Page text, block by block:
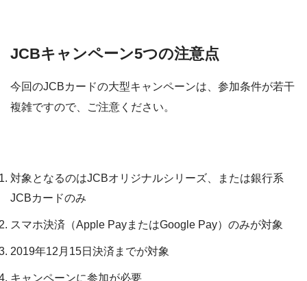
JCBキャンペーン5つの注意点
今回のJCBカードの大型キャンペーンは、参加条件が若干
複雑ですので、ご注意ください。
対象となるのはJCBオリジナルシリーズ、または銀行系
JCBカードのみ
スマホ決済（Apple PayまたはGoogle Pay）のみが対象
2019年12月15日決済までが対象
キャンペーンに参加が必要